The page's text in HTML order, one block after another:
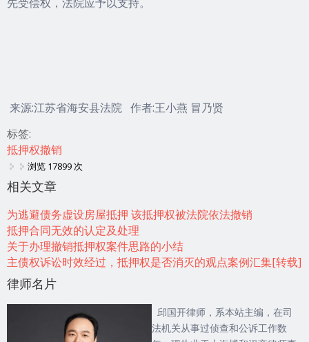
来源:江苏省海安县法院 作者:王小燕 冒乃贤
标签:
抵押权撤销
浏览 17899 次
相关文章
为逃避债务虚设房屋抵押 该抵押权被法院依法撤销
抵押合同无效的认定及处理
关于办理撤销抵押权案件思路的小结
主债权诉讼时效经过，抵押权是否消灭的观点案例汇集[转载]
律师名片
邱国开律师，系本站主编，在司
法机关从事过侦查和公诉工作数